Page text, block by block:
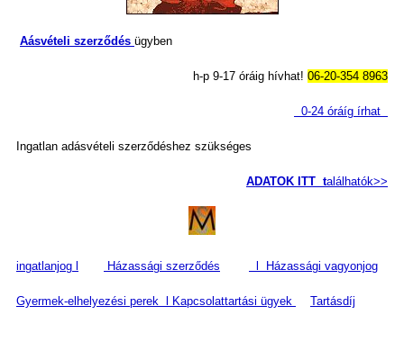
Aásvételi szerződés ügyben
h-p 9-17 óráig hívhat! 06-20-354 8963
0-24 óráíg írhat
Ingatlan adásvételi szerződéshez szükséges
ADATOK ITT találhatók>>
ingatlanjog l Házassági szerződés Házassági vagyonjog
Gyermek-elhelyezési perek l Kapcsolattartási ügyek Tartásdíj